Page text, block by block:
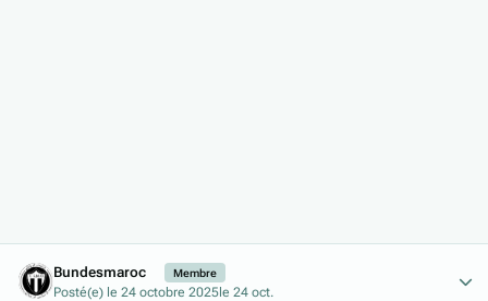
Bundesmaroc Membre
Posté(e) le 24 octobre 2025le 24 oct.